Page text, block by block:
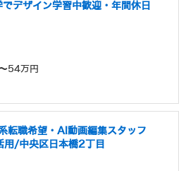
デザイン学習中歓迎・年間休日
54万円
転職希望・AI動画編集スタッフ
/中央区日本橋2丁目